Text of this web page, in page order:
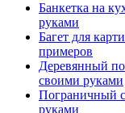
Банкетка на
руками
Багет для
примеров
Деревянный
своими руками
Пограничный
руками